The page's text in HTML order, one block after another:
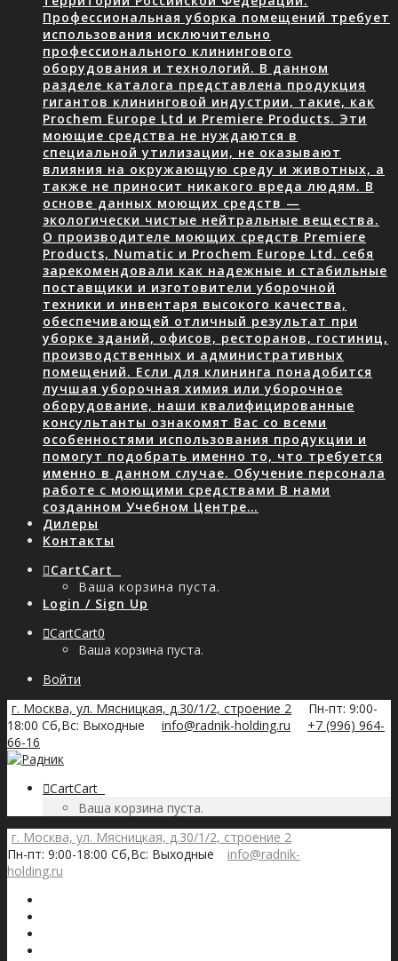
Профессиональная уборка помещений требует
использования исключительно
профессионального клинингового
оборудования и технологий. В данном
разделе каталога представлена продукция
гигантов клининговой индустрии, такие, как
Prochem Europe Ltd и Premiere Products. Эти
моющие средства не нуждаются в
специальной утилизации, не оказывают
влияния на окружающую среду и животных, а
также не приносит никакого вреда людям. В
основе данных моющих средств —
экологически чистые нейтральные вещества.
О производителе моющих средств Premiere
Products, Numatic и Prochem Europe Ltd. себя
зарекомендовали как надежные и стабильные
поставщики и изготовители уборочной
техники и инвентаря высокого качества,
обеспечивающей отличный результат при
уборке зданий, офисов, ресторанов, гостиниц,
производственных и административных
помещений. Если для клининга понадобится
лучшая уборочная химия или уборочное
оборудование, наши квалифицированные
консультанты ознакомят Вас со всеми
особенностями использования продукции и
помогут подобрать именно то, что требуется
именно в данном случае. Обучение персонала
работе с моющими средствами В нами
созданном Учебном Центре…
Дилеры
Контакты
CartCart
Ваша корзина пуста.
Login / Sign Up
CartCart0
Ваша корзина пуста.
Войти
г. Москва, ул. Мясницкая, д.30/1/2, строение 2
Пн-пт: 9:00-
18:00 Сб,Вс: Выходные
info@radnik-holding.ru
+7 (996) 964-
66-16
CartCart
Ваша корзина пуста.
г. Москва, ул. Мясницкая, д.30/1/2, строение 2
Пн-пт: 9:00-18:00 Сб,Вс: Выходные
info@radnik-
holding.ru